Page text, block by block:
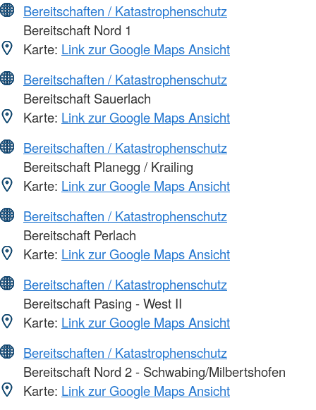
Bereitschaften / Katastrophenschutz
Bereitschaft Nord 1
Karte: Link zur Google Maps Ansicht
Bereitschaften / Katastrophenschutz
Bereitschaft Sauerlach
Karte: Link zur Google Maps Ansicht
Bereitschaften / Katastrophenschutz
Bereitschaft Planegg / Krailing
Karte: Link zur Google Maps Ansicht
Bereitschaften / Katastrophenschutz
Bereitschaft Perlach
Karte: Link zur Google Maps Ansicht
Bereitschaften / Katastrophenschutz
Bereitschaft Pasing - West II
Karte: Link zur Google Maps Ansicht
Bereitschaften / Katastrophenschutz
Bereitschaft Nord 2 - Schwabing/Milbertshofen
Karte: Link zur Google Maps Ansicht